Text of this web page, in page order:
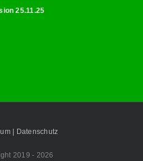
25.11.25
| Datenschutz
2019 - 2026